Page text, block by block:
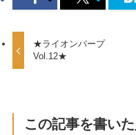
★ライオンバープ
Vol.12★
この記事を書いた